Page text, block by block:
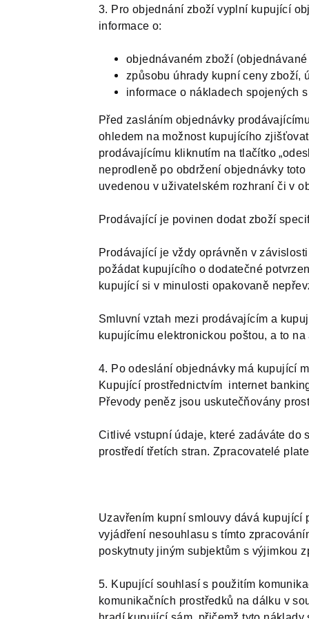
3. Pro objednání zboží vyplní kupující
informace o:
objednávaném zboží
způsobu úhrady kupní ceny zboží,
informace o nákladech spojených
Před zasláním objednávky
ohledem na možnost kupujícího
prodávajícímu kliknutím na tlačítko
neprodleně po obdržení objednávky
uvedenou v uživatelském rozhraní či v
Prodávající je povinen dodat zboží
Prodávající je vždy oprávněn v
požádat kupujícího o dodatečné
kupující si v minulosti opakovaně
Smluvní vztah mezi prodávajícím a
kupujícímu elektronickou poštou, a to
4. Po odeslání objednávky má kupující
Kupující prostřednictvím internet
Převody peněz jsou uskutečňovány
Citlivé vstupní údaje, které zadáváte do
prostředí třetích stran. Zpracovatelé
Uzavřením kupní smlouvy dává kupující
vyjádření nesouhlasu s tímto
poskytnuty jiným subjektům s výjimkou
5. Kupující souhlasí s použitím
komunikačních prostředků na dálku v